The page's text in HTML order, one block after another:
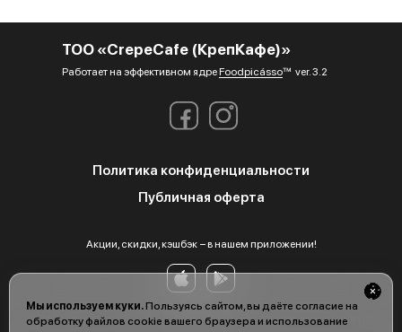
Мы используем куки.Пользуясь сайтом, вы даёте согласие на
обработку файлов cookie вашего браузера и использование
ТОО «CrepeCafe (КрепКафе)»
Работает на эффективном ядреFoodpicássover. 3.2
Политика конфиденциальности
Публичная оферта
Акции, скидки, кэшбэк − в нашем приложении!